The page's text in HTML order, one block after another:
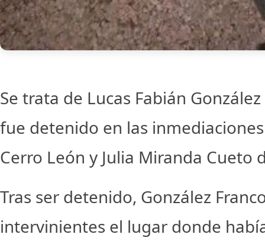
Se trata de Lucas Fabián
fue detenido en las
Cerro León y Julia Miranda Cueto
Tras ser detenido, González
intervinientes el lugar donde